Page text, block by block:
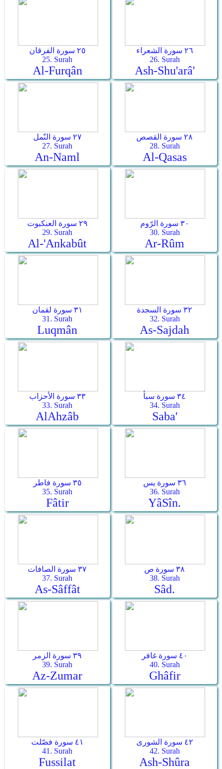
٢٥ سورة الفرقان
25. Surah
Al-Furqân
٢٦ سورة الشعراء
26. Surah
Ash-Shu'arâ'
٢٧ سورة النّمل
27. Surah
An-Naml
٢٨ سورة القصص
28. Surah
Al-Qasas
٢٩ سورة العنكبوت
29. Surah
Al-'Ankabût
٣٠ سورة الرّوم
30. Surah
Ar-­Rûm
٣١ سورة لقمان
31. Surah
Luqmân
٣٢ سورة السجدة
32. Surah
As-­Sajdah
٣٣ سورة الأحزاب
33. Surah
Al­Ahzâb
٣٤ سورة سبأ
34. Surah
Saba'
٣٥ سورة فاطر
35. Surah
Fâtir
٣٦ سورة يس
36. Surah
Yâ­Sîn.
٣٧ سورة الصافات
37. Surah
As-Sâffât
٣٨ سورة ص
38. Surah
Sâd.
٣٩ سورة الزمر
39. Surah
Az-Zumar
٤٠ سورة غافر
40. Surah
Ghâfir
٤١ سورة فصّلت
41. Surah
Fussilat
٤٢ سورة الشورى
42. Surah
Ash-Shûra